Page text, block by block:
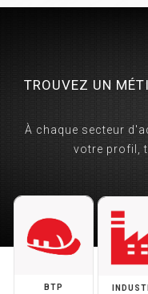
TROUVEZ UN
À chaque secteur
votre profil,
BTP